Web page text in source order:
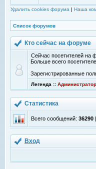
Удалить cookies форума | Наша
Список форумов
Кто сейчас на форуме
Сейчас посетителей на
Больше всего
Зарегистрированные
Легенда ::
Статистика
Всего сообщений: 36290
Вход